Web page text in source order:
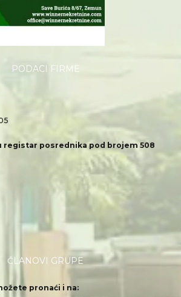
PODACI FIRME
registar posrednika pod brojem 508
ČLANOVI GRUPE
pronaći i na: